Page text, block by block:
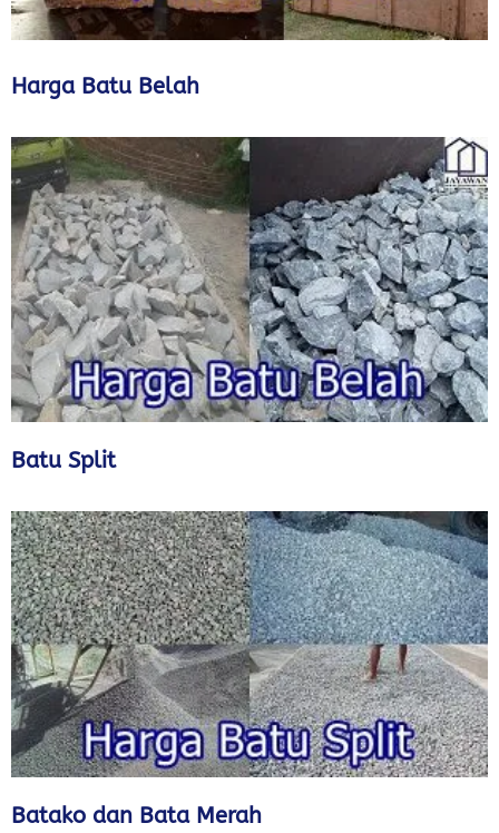
Harga Batu Belah
Batu Split
Batako dan Bata Merah